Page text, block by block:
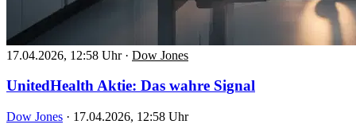
17.04.2026, 12:58 Uhr · Dow Jones
UnitedHealth Aktie: Das wahre Signal
Dow Jones · 17.04.2026, 12:58 Uhr